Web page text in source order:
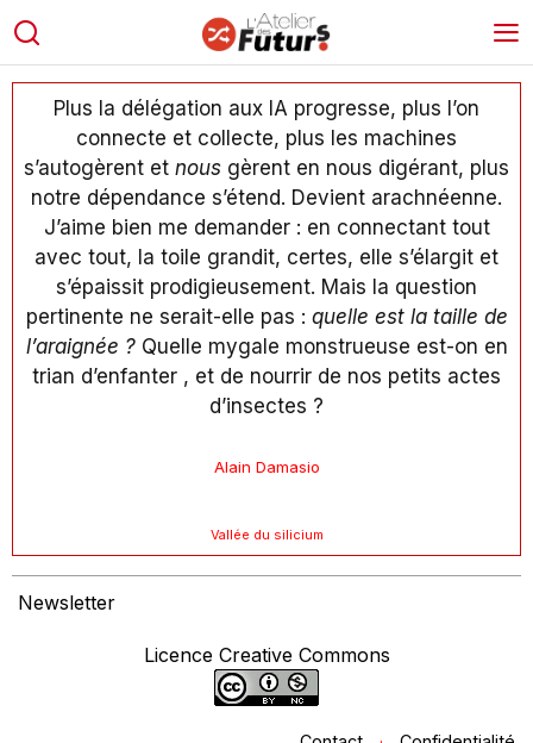
Plus la délégation aux IA progresse, plus l’on
connecte et collecte, plus les machines
s’autogèrent et nous gèrent en nous digérant, plus
notre dépendance s’étend. Devient arachnéenne.
J’aime bien me demander : en connectant tout
avec tout, la toile grandit, certes, elle s’élargit et
s’épaissit prodigieusement. Mais la question
pertinente ne serait-elle pas : quelle est la taille de
l’araignée ?Quelle mygale monstrueuse est-on en
trian d’enfanter , et de nourrir de nos petits actes
d’insectes ?
Alain Damasio
Vallée du silicium
Newsletter
Licence Creative Commons